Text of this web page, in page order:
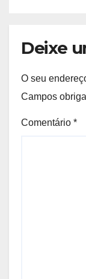
Deixe
O seu
Campos
Comentário *